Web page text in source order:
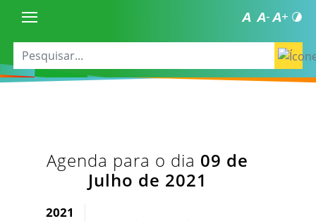
Agenda para o dia 09 de
Julho de 2021
2021